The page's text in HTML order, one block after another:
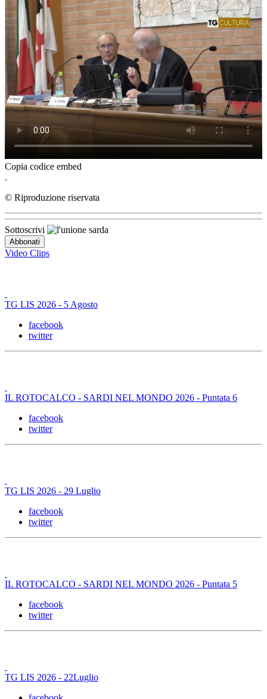
Copia codice embed
.
© Riproduzione riservata
Sottoscrivi
Video Clips
TG LIS 2026 - 5 Agosto
facebook
twitter
IL ROTOCALCO - SARDI NEL MONDO 2026 - Puntata 6
facebook
twitter
TG LIS 2026 - 29 Luglio
facebook
twitter
IL ROTOCALCO - SARDI NEL MONDO 2026 - Puntata 5
facebook
twitter
TG LIS 2026 - 22Luglio